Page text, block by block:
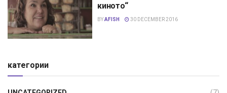
киното“
BYAFISH 30 DECEMBER 2016
категории